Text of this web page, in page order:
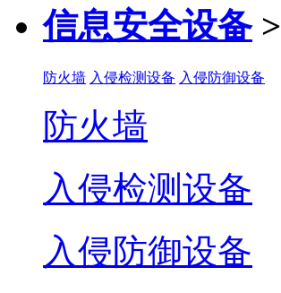
信息安全设备 >
防火墙 入侵检测设备 入侵防御设备
防火墙
入侵检测设备
入侵防御设备